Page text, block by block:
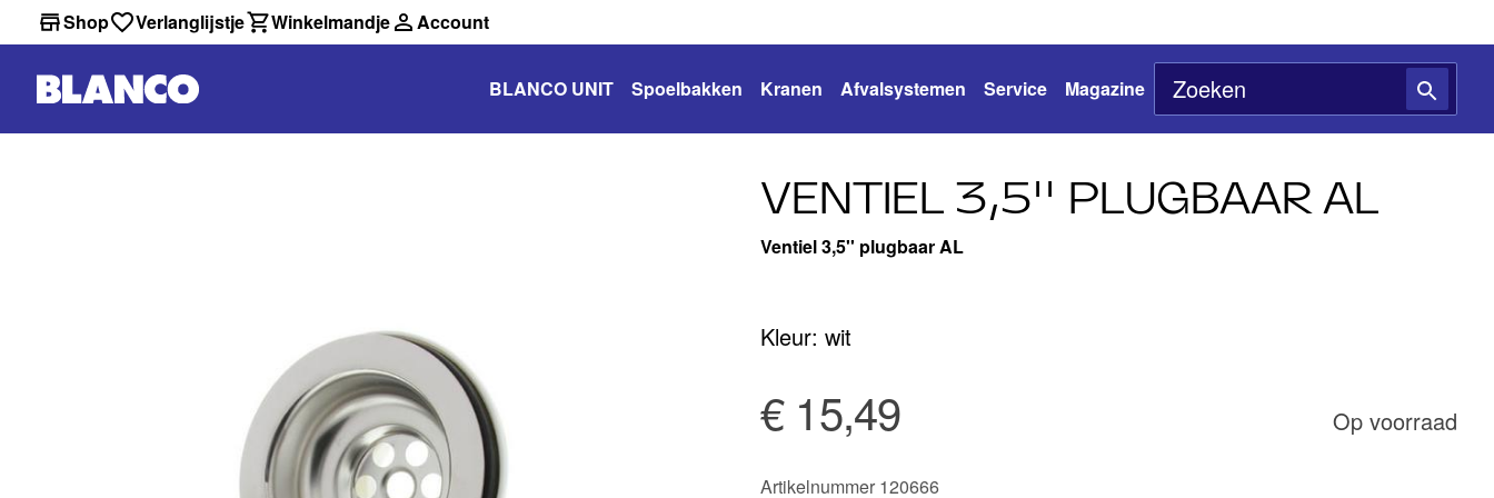
Shop Verlanglijstje Winkelmandje Account
BLANCO UNIT Spoelbakken Kranen Afvalsystemen Service Magazine
VENTIEL 3,5'' PLUGBAAR AL
Ventiel 3,5'' plugbaar AL
Kleur: wit
€ 15,49 Op voorraad
Artikelnummer 120666